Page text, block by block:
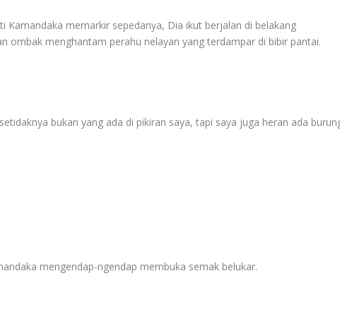
Kamandaka memarkir sepedanya, Dia ikut berjalan di belakang
ombak menghantam perahu nelayan yang terdampar di bibir pantai.
bukan yang ada di pikiran saya, tapi saya juga heran ada
mengendap-ngendap membuka semak belukar.